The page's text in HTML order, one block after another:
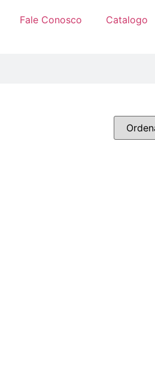
Fale Conosco Catalogo